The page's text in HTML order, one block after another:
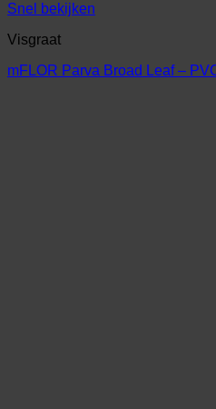
Snel bekijken
Visgraat
mFLOR Parva Broad Leaf –